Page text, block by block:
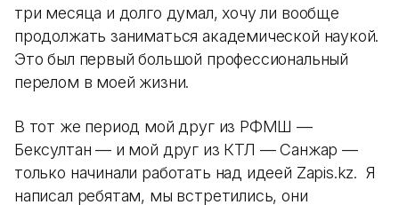
три месяца и долго думал, хочу ли вообще
продолжать заниматься академической наукой.
Это был первый большой профессиональный
перелом в моей жизни.
В тот же период мой друг из РФМШ —
Бексултан — и мой друг из КТЛ — Санжар —
только начинали работать над идеей Zapis.kz. Я
написал ребятам, мы встретились, они